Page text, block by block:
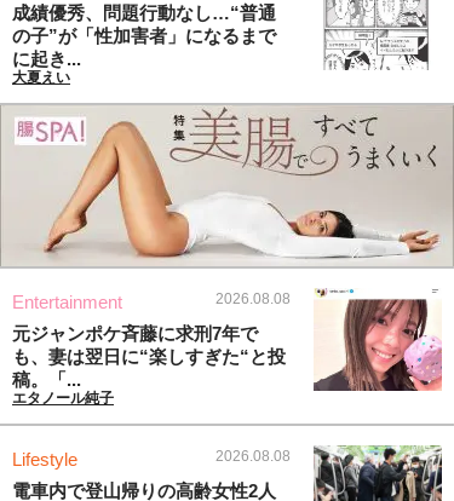
成績優秀、問題行動なし…“普通
の子”が「性加害者」になるまで
に起き...
大夏えい
Entertainment 2026.08.08
元ジャンポケ斉藤に求刑7年で
も、妻は翌日に“楽しすぎた“と投
稿。「...
エタノール純子
Lifestyle 2026.08.08
電車内で登山帰りの高齢女性2人